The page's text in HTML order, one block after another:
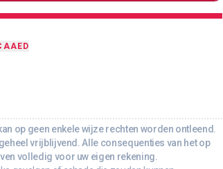
AED
op geen enkele wijze rechten worden ontleend.
vrijblijvend. Alle consequenties van het op
volledig voor uw eigen rekening.